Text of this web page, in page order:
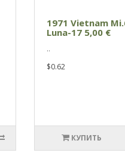
1971 Vietnam
Luna-17 5,00 €
..
$0.62
КУПИТЬ